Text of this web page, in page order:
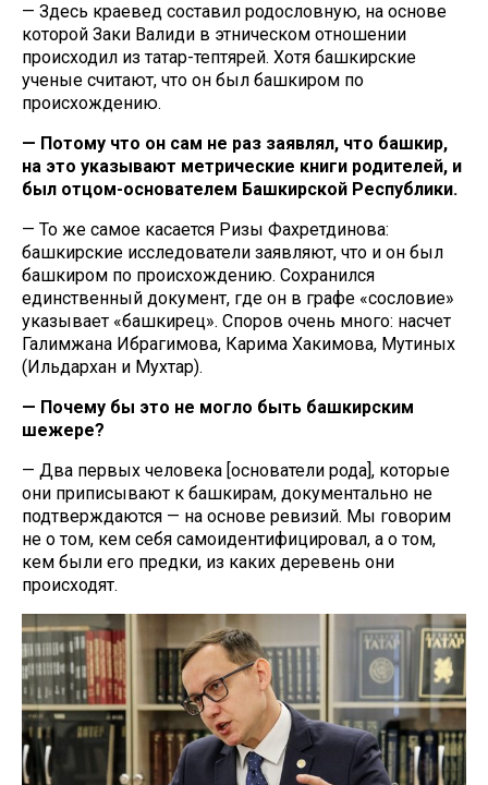
— Здесь краевед составил родословную, на основе
которой Заки Валиди в этническом отношении
происходил из татар-тептярей. Хотя башкирские
ученые считают, что он был башкиром по
происхождению.
— Потому что он сам не раз заявлял, что башкир,
на это указывают метрические книги родителей, и
был отцом-основателем Башкирской Республики.
— То же самое касается Ризы Фахретдинова:
башкирские исследователи заявляют, что и он был
башкиром по происхождению. Сохранился
единственный документ, где он в графе «сословие»
указывает «башкирец». Споров очень много: насчет
Галимжана Ибрагимова, Карима Хакимова, Мутиных
(Ильдархан и Мухтар).
— Почему бы это не могло быть башкирским
шежере?
— Два первых человека [основатели рода], которые
они приписывают к башкирам, документально не
подтверждаются — на основе ревизий. Мы говорим
не о том, кем себя самоидентифицировал, а о том,
кем были его предки, из каких деревень они
происходят.